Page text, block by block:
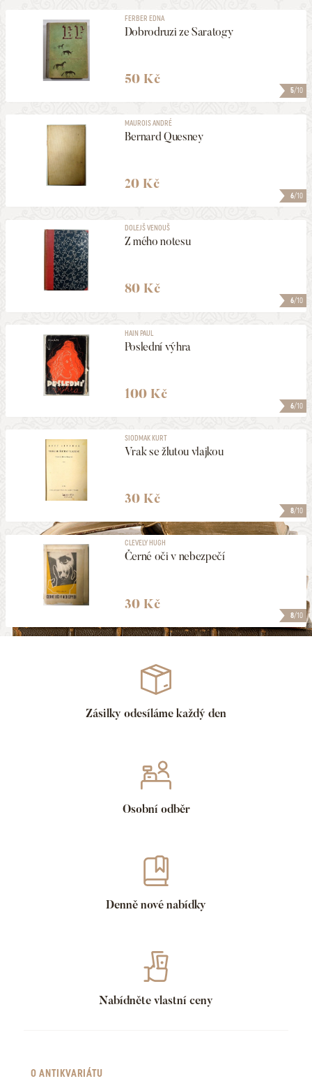
5/10
FERBER EDNA
Dobrodruzi ze Saratogy
50 Kč
6/10
MAUROIS ANDRÉ
Bernard Quesney
20 Kč
6/10
DOLEJŠ VENOUŠ
Z mého notesu
80 Kč
6/10
HAIN PAUL
Poslední výhra
100 Kč
8/10
SIODMAK KURT
Vrak se žlutou vlajkou
30 Kč
8/10
CLEVELY HUGH
Černé oči v nebezpečí
30 Kč
Zásilky odesíláme každý den
Osobní odběr
Denně nové nabídky
Nabídněte vlastní ceny
O ANTIKVARIÁTU